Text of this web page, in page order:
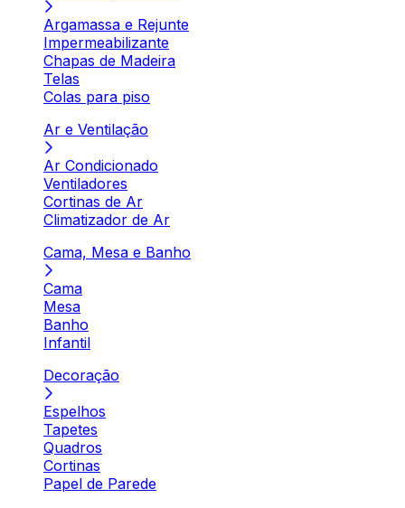
Argamassa e Rejunte
Impermeabilizante
Chapas de Madeira
Telas
Colas para piso
Ar e Ventilação
Ar Condicionado
Ventiladores
Cortinas de Ar
Climatizador de Ar
Cama, Mesa e Banho
Cama
Mesa
Banho
Infantil
Decoração
Espelhos
Tapetes
Quadros
Cortinas
Papel de Parede